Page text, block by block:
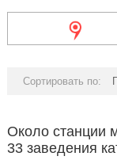
Сортировать по:
Около станции
33 заведения